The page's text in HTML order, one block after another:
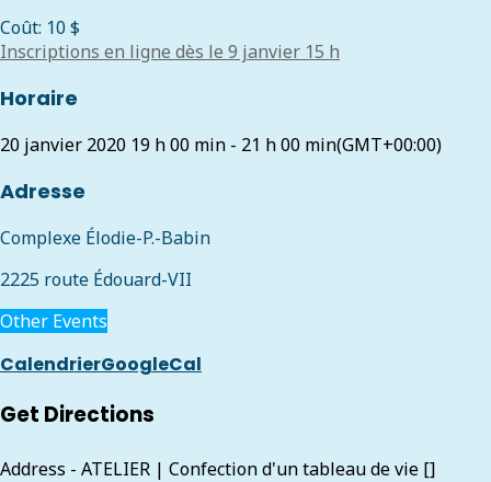
Coût: 10 $
Inscriptions en ligne dès le 9 janvier 15 h
Horaire
20 janvier 2020 19 h 00 min - 21 h 00 min(GMT+00:00)
Adresse
Complexe Élodie-P.-Babin
2225 route Édouard-VII
Other Events
CalendrierGoogleCal
Get Directions
Address - ATELIER | Confection d'un tableau de vie []